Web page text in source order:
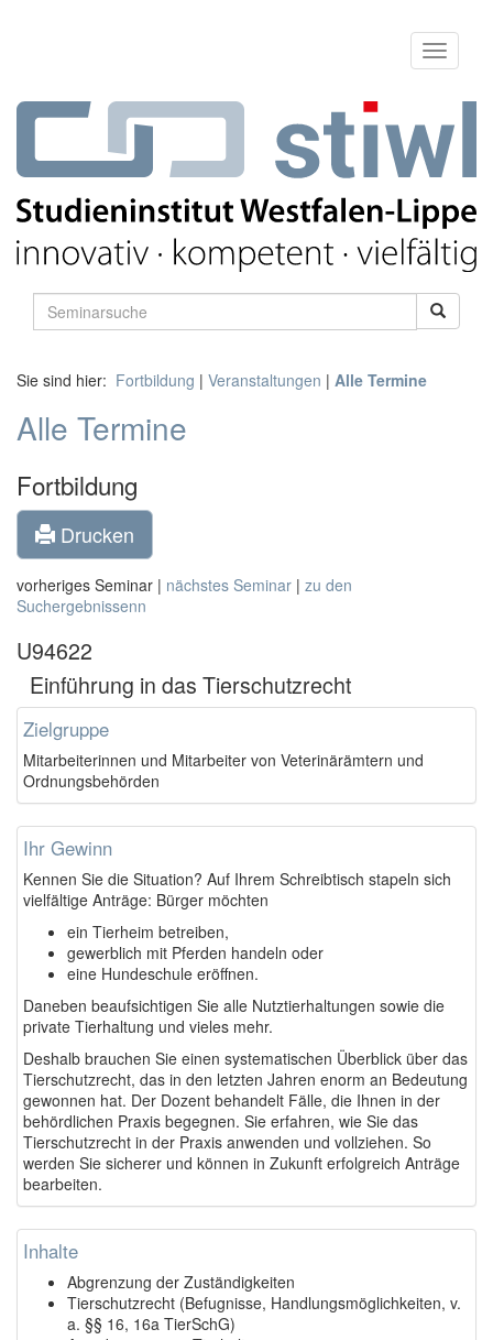
Sie sind hier: Fortbildung | Veranstaltungen | Alle Termine
Alle Termine
Fortbildung
Drucken
vorheriges Seminar | nächstes Seminar | zu den
Suchergebnissenn
U94622
Einführung in das Tierschutzrecht
Zielgruppe
Mitarbeiterinnen und Mitarbeiter von Veterinärämtern und
Ordnungsbehörden
Ihr Gewinn
Kennen Sie die Situation? Auf Ihrem Schreibtisch stapeln sich
vielfältige Anträge: Bürger möchten
ein Tierheim betreiben,
gewerblich mit Pferden handeln oder
eine Hundeschule eröffnen.
Daneben beaufsichtigen Sie alle Nutztierhaltungen sowie die
private Tierhaltung und vieles mehr.
Deshalb brauchen Sie einen systematischen Überblick über das
Tierschutzrecht, das in den letzten Jahren enorm an Bedeutung
gewonnen hat. Der Dozent behandelt Fälle, die Ihnen in der
behördlichen Praxis begegnen. Sie erfahren, wie Sie das
Tierschutzrecht in der Praxis anwenden und vollziehen. So
werden Sie sicherer und können in Zukunft erfolgreich Anträge
bearbeiten.
Inhalte
Abgrenzung der Zuständigkeiten
Tierschutzrecht (Befugnisse, Handlungsmöglichkeiten, v.
a. §§ 16, 16a TierSchG)